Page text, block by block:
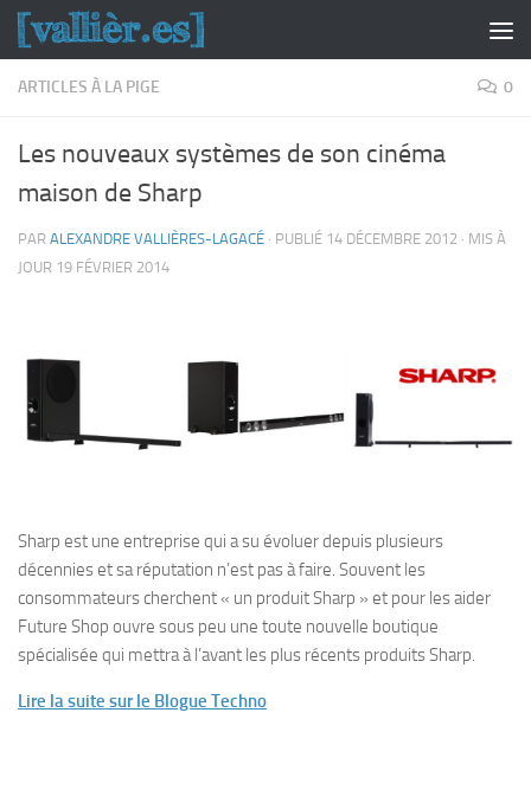
Skip to content
ARTICLES À LA PIGE 0
Les nouveaux systèmes de son cinéma
maison de Sharp
PAR ALEXANDRE VALLIÈRES-LAGACÉ · PUBLIÉ 14 DÉCEMBRE 2012 · MIS À
JOUR 19 FÉVRIER 2014
Sharp est une entreprise qui a su évoluer depuis plusieurs
décennies et sa réputation n’est pas à faire. Souvent les
consommateurs cherchent « un produit Sharp » et pour les aider
Future Shop ouvre sous peu une toute nouvelle boutique
spécialisée qui mettra à l’avant les plus récents produits Sharp.
Lire la suite sur le Blogue Techno